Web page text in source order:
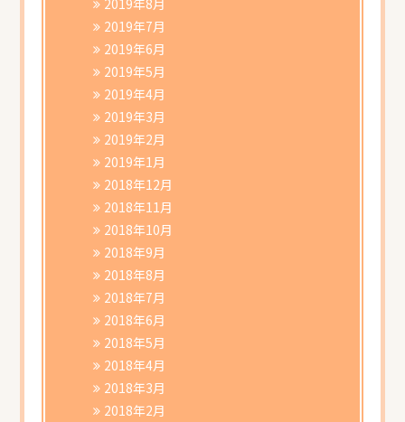
2019年7月
2019年6月
2019年5月
2019年4月
2019年3月
2019年2月
2019年1月
2018年12月
2018年11月
2018年10月
2018年9月
2018年8月
2018年7月
2018年6月
2018年5月
2018年4月
2018年3月
2018年2月